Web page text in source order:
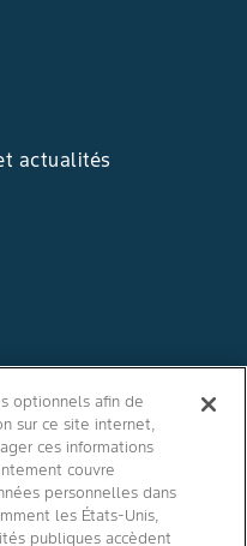
actualités
optionnels afin de
sur ce site internet,
ces informations
couvre
personnelles dans
les États-Unis,
publiques accèdent